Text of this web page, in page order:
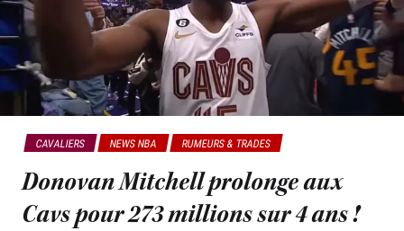
CAVALIERS NEWS NBA RUMEURS & TRADES
Donovan Mitchell prolonge aux
Cavs pour 273 millions sur 4 ans !